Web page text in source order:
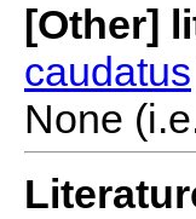
[Other]
caudatus
None